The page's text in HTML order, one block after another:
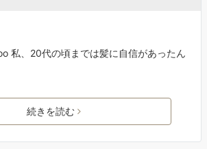
私、20代の頃までは髪に自信があったん
続きを読む